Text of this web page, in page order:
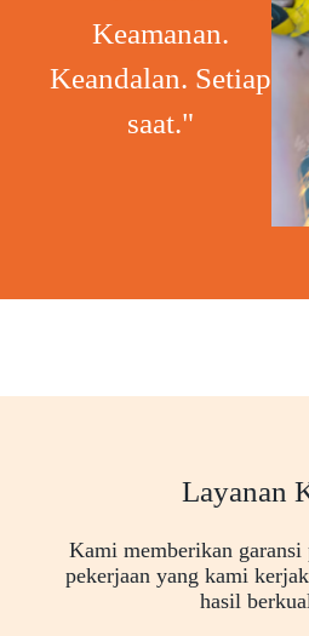
Keamanan.
Keandalan. Setiap
saat."
Layanan
Kami memberikan garansi
pekerjaan yang kami
hasil